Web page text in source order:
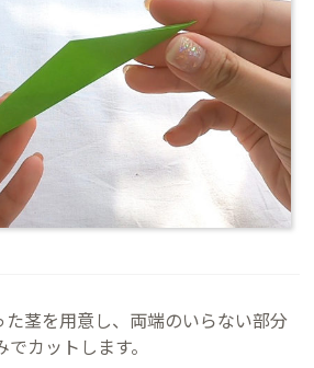
茎を用意し、両端のいらない部分
カットします。